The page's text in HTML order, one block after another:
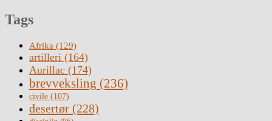
Tags
Afrika (129)
artilleri (164)
Aurillac (174)
brevveksling (236)
civile (107)
desertør (228)